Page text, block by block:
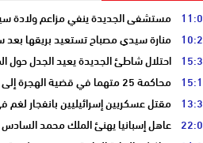
مستشفى الجديدة ينفي مزاعم ولادة
منارة سيدي مصباح تستعيد بريقها بعد
احتلال شاطئ الجديدة يعيد الجدل حول
محاكمة 25 متهما في قضية الهجرة إلى سبتة
مقتل عسكريين إسرائيليين بانفجار
عاهل إسبانيا يهنئ الملك محمد